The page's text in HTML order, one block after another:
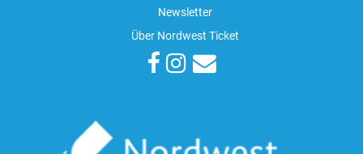
Newsletter
Über Nordwest Ticket